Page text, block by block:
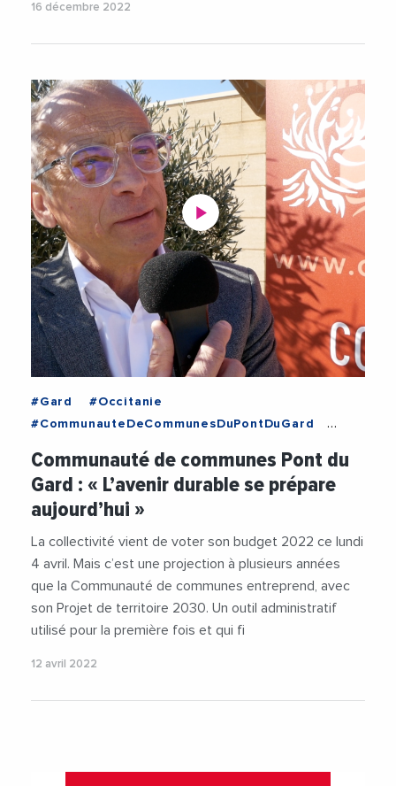
16 décembre 2022
#Gard
#Occitanie
#CommunauteDeCommunesDuPontDuGard
#Patrimoine
#Politique
#PontDuGard
#Territoire
#Tourisme #Videos
Communauté de communes Pont du
Gard : « L’avenir durable se prépare
aujourd’hui »
La collectivité vient de voter son budget 2022 ce lundi
4 avril. Mais c’est une projection à plusieurs années
que la Communauté de communes entreprend, avec
son Projet de territoire 2030. Un outil administratif
utilisé pour la première fois et qui fi
12 avril 2022